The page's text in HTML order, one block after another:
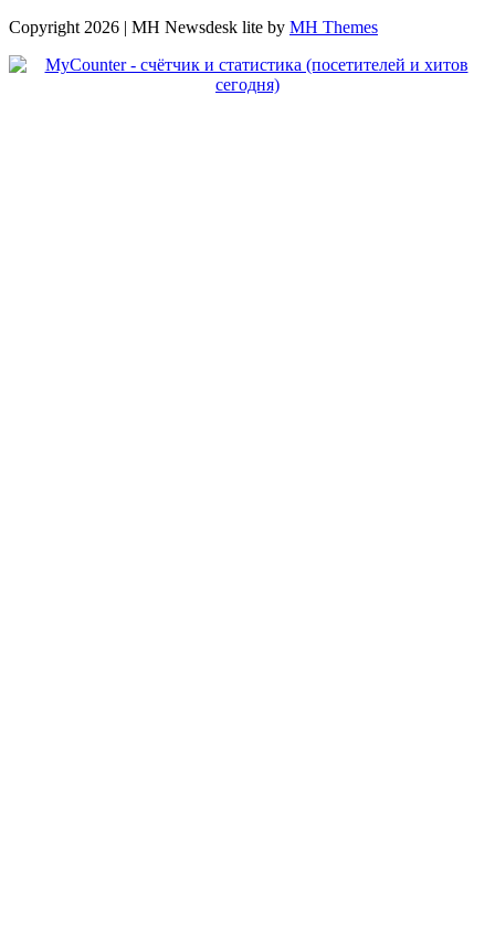
Copyright 2026 | MH Newsdesk lite by MH Themes